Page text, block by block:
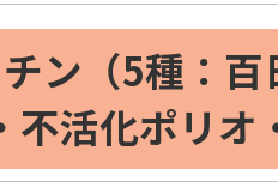
ン（5種：
不活化ポリオ